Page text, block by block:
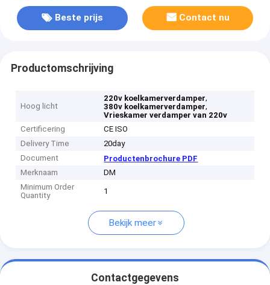
Beste prijs Contact nu
Productomschrijving
Hoog licht
220v koelkamerverdamper,
380v koelkamerverdamper,
Vrieskamer verdamper van 220v
Certificering
CE ISO
Delivery Time
20day
Document
Productenbrochure PDF
Merknaam
DM
Minimum Order
Quantity
1
Bekijk meer
Contactgegevens